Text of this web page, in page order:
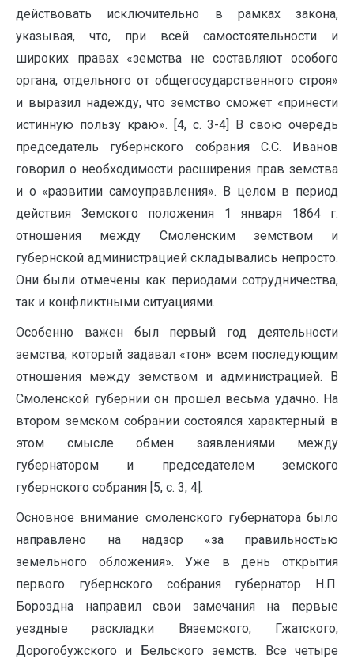
действовать исключительно в рамках закона,
указывая, что, при всей самостоятельности и
широких правах «земства не составляют особого
органа, отдельного от общегосударственного строя»
и выразил надежду, что земство сможет «принести
истинную пользу краю». [4, c. 3-4] В свою очередь
председатель губернского собрания С.С. Иванов
говорил о необходимости расширения прав земства
и о «развитии самоуправления». В целом в период
действия Земского положения 1 января 1864 г.
отношения между Смоленским земством и
губернской администрацией складывались непросто.
Они были отмечены как периодами сотрудничества,
так и конфликтными ситуациями.
Особенно важен был первый год деятельности
земства, который задавал «тон» всем последующим
отношения между земством и администрацией. В
Смоленской губернии он прошел весьма удачно. На
втором земском собрании состоялся характерный в
этом смысле обмен заявлениями между
губернатором и председателем земского
губернского собрания [5, с. 3, 4].
Основное внимание смоленского губернатора было
направлено на надзор «за правильностью
земельного обложения». Уже в день открытия
первого губернского собрания губернатор Н.П.
Бороздна направил свои замечания на первые
уездные раскладки Вяземского, Гжатского,
Дорогобужского и Бельского земств. Все четыре